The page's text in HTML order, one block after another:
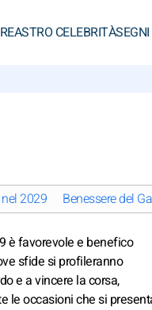
ASTRO CELEBRITÀ
2029 Benessere del
è favorevole e benefico
sfide si profileranno
e a vincere la corsa,
le occasioni che si